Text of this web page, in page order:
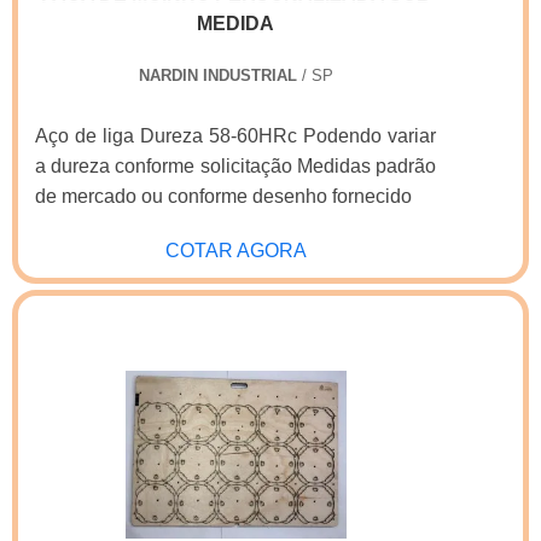
e serviços com ótima qualidade e excelente
de fora no planejamento de empresas que
outros fatores.É importante lembrar que o
produto deve sempre ser adquirido com
companhias especializadas no segmento.
Esse tipo de cuidado ajuda a garantir a
de evitar prejuízos com substituições
possível poupar gastos
desnecessários.Existem diversos motivos para
a Real Laser Facas ter se tornado destaque
quando pensamos em uma empresa que
entrega confiança e produtos de qualidade.
MEDIDA
NARDIN INDUSTRIAL/ SP
Aço de liga Dureza 58-60HRc Podendo variar
a dureza conforme solicitação Medidas padrão
de mercado ou conforme desenho fornecido
COTAR AGORA